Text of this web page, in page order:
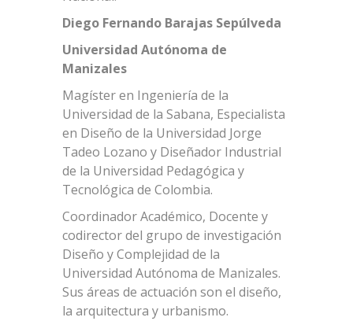
Diego Fernando Barajas Sepúlveda
Universidad Autónoma de
Manizales
Magíster en Ingeniería de la
Universidad de la Sabana, Especialista
en Diseño de la Universidad Jorge
Tadeo Lozano y Diseñador Industrial
de la Universidad Pedagógica y
Tecnológica de Colombia.
Coordinador Académico, Docente y
codirector del grupo de investigación
Diseño y Complejidad de la
Universidad Autónoma de Manizales.
Sus áreas de actuación son el diseño,
la arquitectura y urbanismo.